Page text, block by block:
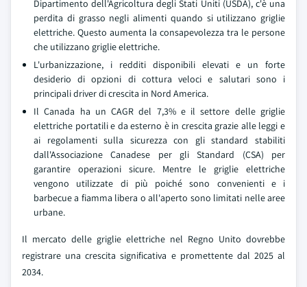
Dipartimento dell'Agricoltura degli Stati Uniti (USDA), c'è una
perdita di grasso negli alimenti quando si utilizzano griglie
elettriche. Questo aumenta la consapevolezza tra le persone
che utilizzano griglie elettriche.
L'urbanizzazione, i redditi disponibili elevati e un forte
desiderio di opzioni di cottura veloci e salutari sono i
principali driver di crescita in Nord America.
Il Canada ha un CAGR del 7,3% e il settore delle griglie
elettriche portatili e da esterno è in crescita grazie alle leggi e
ai regolamenti sulla sicurezza con gli standard stabiliti
dall'Associazione Canadese per gli Standard (CSA) per
garantire operazioni sicure. Mentre le griglie elettriche
vengono utilizzate di più poiché sono convenienti e i
barbecue a fiamma libera o all'aperto sono limitati nelle aree
urbane.
Il mercato delle griglie elettriche nel Regno Unito dovrebbe
registrare una crescita significativa e promettente dal 2025 al
2034.